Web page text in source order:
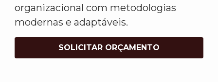
organizacional com metodologias
modernas e adaptáveis.
SOLICITAR ORÇAMENTO